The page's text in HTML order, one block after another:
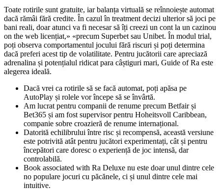
Toate rotirile sunt gratuite, iar balanța virtuală se reînnoiește automat
dacă rămâi fără credite. În cazul în treatment decizi ulterior să joci pe
bani reali, doar atunci va fi necesar să îți creezi un cont la un cazinou
on the web licențiat,» «precum Superbet sau Unibet. În modul trial,
poți observa comportamentul jocului fără riscuri și poți determina
dacă preferi acest tip de volatilitate. Pentru jucătorii care apreciază
adrenalina și potențialul ridicat para câștiguri mari, Guide of Ra este
alegerea ideală.
Dacă vrei ca rotirile să se facă automat, poți apăsa pe
AutoPlay și rolele vor începe să se învârtă.
Am lucrat pentru companii de renume precum Betfair și
Bet365 și am fost supervisor pentru Hoheitsvoll Caribbean,
companie sobre croazieră de renume internațional.
Datorită echilibrului între risc și recompensă, această versiune
este potrivită atât pentru jucători experimentați, cât și pentru
începători care doresc o experiență de joc intensă, dar
controlabilă.
Book associated with Ra Deluxe nu este doar unul dintre cele
no populare jocuri cu păcănele, ci și unul dintre cele mai
intuitive.